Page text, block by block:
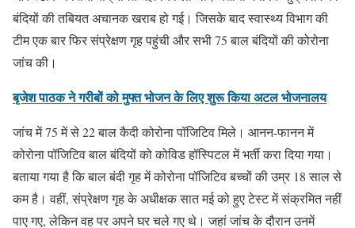
बंदियों की तबियत अचानक खराब हो गई। जिसके बाद स्वास्थ्य विभाग की
टीम एक बार फिर संप्रेक्षण गृह पहुंची और सभी 75 बाल बंदियों की कोरोना
जांच की।
बृजेश पाठक ने गरीबों को मुफ्त भोजन के लिए शुरू किया अटल भोजनालय
जांच में 75 में से 22 बाल कैदी कोरोना पॉजिटिव मिले। आनन-फानन में
कोरोना पॉजिटिव बाल बंदियों को कोविड हॉस्पिटल में भर्ती करा दिया गया।
बताया गया है कि बाल बंदी गृह में कोरोना पॉजिटिव बच्चों की उम्र 18 साल से
कम है। वहीं, संप्रेक्षण गृह के अधीक्षक सात मई को हुए टेस्ट में संक्रमित नहीं
पाए गए, लेकिन वह पर अपने घर चले गए थे। जहां जांच के दौरान उनमें